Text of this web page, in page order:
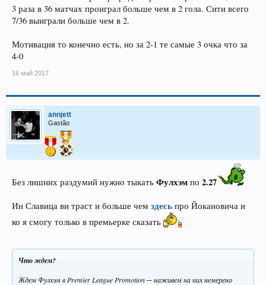
3 раза в 36 матчах проиграл больше чем в 2 гола. Сити всего
7/36 выиграли больше чем в 2.
Мотивация то конечно есть, но за 2-1 те самые 3 очка что за
4-0
16 май 2017
annjett
Gastão
Без лишних раздумий нужно тыкать Фулхэм по 2.27
Ин Славица ви траст и больше чем здесь про Йокановича и
ко я смогу только в премьерке сказать
Что ждем?
Ждем Фулхэм в Premier League Promotion ─ наживем на них немерено